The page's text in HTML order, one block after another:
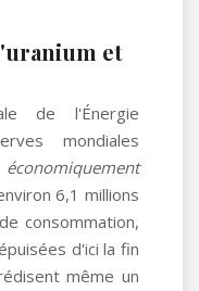
et
de l'Énergie
mondiales
économiquement
6,1 millions
consommation,
d'ici la fin
même un